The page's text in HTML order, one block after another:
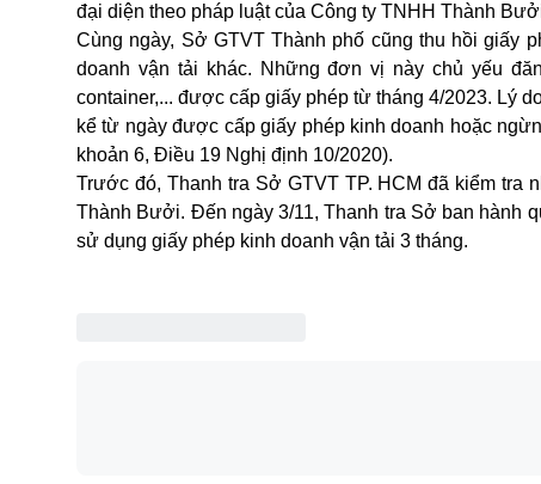
đại diện theo pháp luật của Công ty TNHH Thành
Cùng ngày, Sở GTVT Thành phố cũng thu hồi giấy
doanh vận tải khác. Những đơn vị này chủ yếu
container,... được cấp giấy phép từ tháng 4/2023. Lý
kể từ ngày được cấp giấy phép kinh doanh hoặc
khoản 6, Điều 19 Nghị định 10/2020).
Trước đó, Thanh tra Sở GTVT TP. HCM đã kiểm tra
Thành Bưởi. Đến ngày 3/11, Thanh tra Sở ban hành
sử dụng giấy phép kinh doanh vận tải 3 tháng.